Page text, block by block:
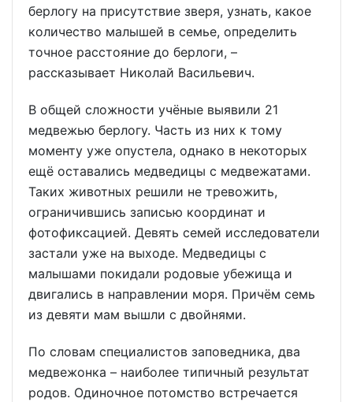
берлогу на присутствие зверя, узнать, какое
количество малышей в семье, определить
точное расстояние до берлоги, –
рассказывает Николай Васильевич.
В общей сложности учёные выявили 21
медвежью берлогу. Часть из них к тому
моменту уже опустела, однако в некоторых
ещё оставались медведицы с медвежатами.
Таких животных решили не тревожить,
ограничившись записью координат и
фотофиксацией. Девять семей исследователи
застали уже на выходе. Медведицы с
малышами покидали родовые убежища и
двигались в направлении моря. Причём семь
из девяти мам вышли с двойнями.
По словам специалистов заповедника, два
медвежонка – наиболее типичный результат
родов. Одиночное потомство встречается